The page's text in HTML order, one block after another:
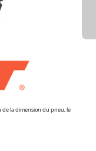
de la dimension du pneu, le